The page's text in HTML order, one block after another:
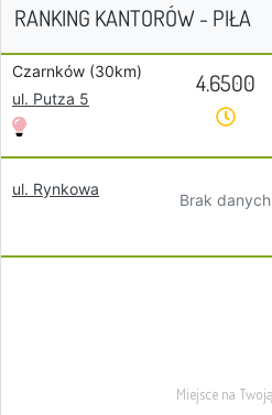
RANKING KANTORÓW - PIŁA
Czarnków (30km)
ul. Putza 5
4.6500
ul. Rynkowa
Brak danych